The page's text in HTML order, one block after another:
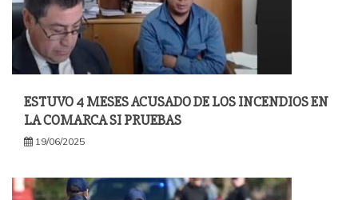
ESTUVO 4 MESES ACUSADO DE LOS INCENDIOS EN
LA COMARCA SI PRUEBAS
19/06/2025